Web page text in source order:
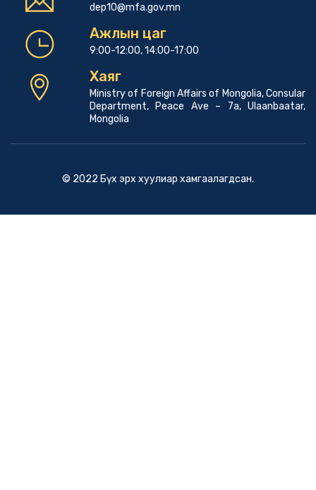
dep10@mfa.gov.mn
Ажлын цаг
9:00-12:00, 14:00-17:00
Хаяг
Ministry of Foreign Affairs of Mongolia, Consular
Department, Peace Ave – 7a, Ulaanbaatar,
Mongolia
© 2022 Бүх эрх хуулиар хамгаалагдсан.